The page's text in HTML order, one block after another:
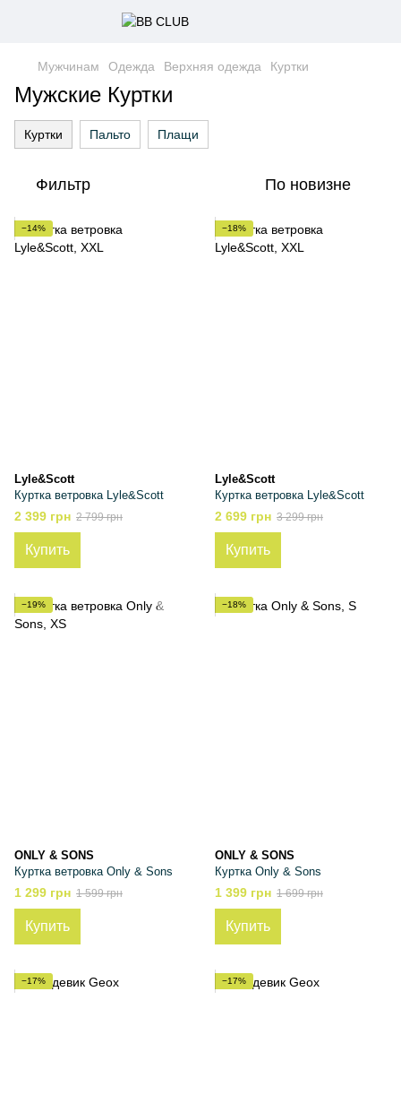
Мужчинам Одежда Верхняя одежда Куртки
Мужские Куртки
Куртки Пальто Плащи
Фильтр По новизне
−14%
Lyle&Scott
Куртка ветровка Lyle&Scott
2 399 грн 2 799 грн
Купить
−18%
Lyle&Scott
Куртка ветровка Lyle&Scott
2 699 грн 3 299 грн
Купить
−19%
ONLY & SONS
Куртка ветровка Only & Sons
1 299 грн 1 599 грн
Купить
−18%
ONLY & SONS
Куртка Only & Sons
1 399 грн 1 699 грн
Купить
−17% −17%